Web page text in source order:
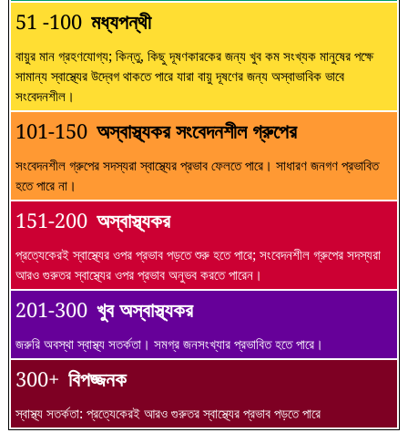
51 -100 মধ্যপন্থী
বায়ুর মান গ্রহণযোগ্য; কিন্তু, কিছু দূষণকারকের জন্য খুব কম সংখ্যক মানুষের পক্ষে
সামান্য স্বাস্থ্যের উদ্বেগ থাকতে পারে যারা বায়ু দূষণের জন্য অস্বাভাবিক ভাবে
সংবেদনশীল।
101-150 অস্বাস্থ্যকর সংবেদনশীল গ্রুপের
সংবেদনশীল গ্রুপের সদস্যরা স্বাস্থ্যের প্রভাব ফেলতে পারে। সাধারণ জনগণ প্রভাবিত
হতে পারে না।
151-200 অস্বাস্থ্যকর
প্রত্যেকেরই স্বাস্থ্যের ওপর প্রভাব পড়তে শুরু হতে পারে; সংবেদনশীল গ্রুপের সদস্যরা
আরও গুরুতর স্বাস্থ্যের ওপর প্রভাব অনুভব করতে পারেন।
201-300 খুব অস্বাস্থ্যকর
জরুরি অবস্থা স্বাস্থ্য সতর্কতা। সমগ্র জনসংখ্যার প্রভাবিত হতে পারে।
300+ বিপজ্জনক
স্বাস্থ্য সতর্কতা: প্রত্যেকেরই আরও গুরুতর স্বাস্থ্যের প্রভাব পড়তে পারে